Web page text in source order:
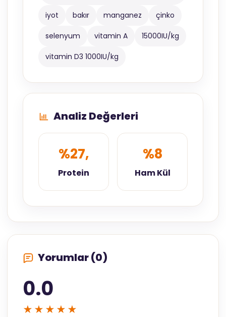
iyot bakır manganez çinko
selenyum vitamin A 15000IU/kg
vitamin D3 1000IU/kg
Analiz Değerleri
%27,
Protein
%8
Ham Kül
Yorumlar (0)
0.0
★★★★★